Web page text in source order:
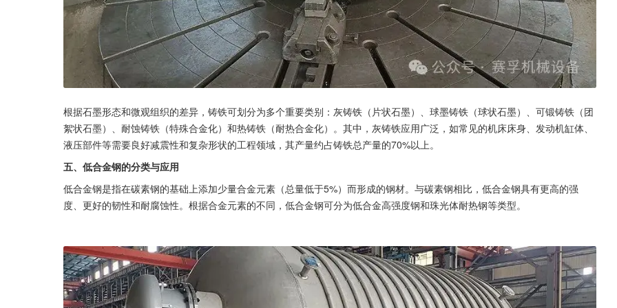
根据石墨形态和微观组织的差异，铸铁可划分为多个重要类别：灰铸铁（片状石墨）、球墨铸铁（球状石墨）、可锻铸铁（团
絮状石墨）、耐蚀铸铁（特殊合金化）和热铸铁（耐热合金化）。其中，灰铸铁应用广泛，如常见的机床床身、发动机缸体、
液压部件等需要良好减震性和复杂形状的工程领域，其产量约占铸铁总产量的70%以上。
五、低合金钢的分类与应用
低合金钢是指在碳素钢的基础上添加少量合金元素（总量低于5%）而形成的钢材。与碳素钢相比，低合金钢具有更高的强
度、更好的韧性和耐腐蚀性。根据合金元素的不同，低合金钢可分为低合金高强度钢和珠光体耐热钢等类型。